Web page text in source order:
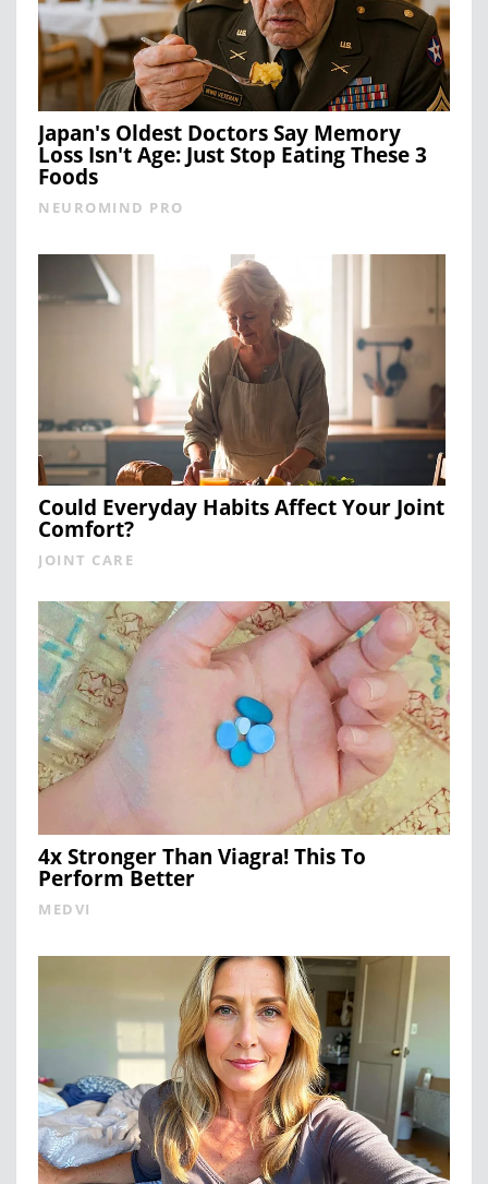
Japan's Oldest Doctors Say Memory
Loss Isn't Age: Just Stop Eating These 3
Foods
NEUROMIND PRO
Could Everyday Habits Affect Your Joint
Comfort?
JOINT CARE
4x Stronger Than Viagra! This To
Perform Better
MEDVI